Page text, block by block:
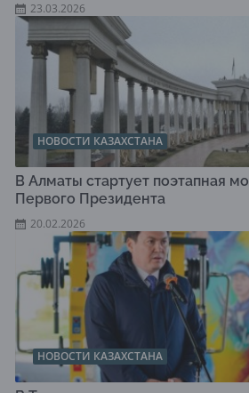
23.03.2026
НОВОСТИ КАЗАХСТАНА
В Алматы стартует поэтапная
Первого Президента
20.02.2026
НОВОСТИ КАЗАХСТАНА